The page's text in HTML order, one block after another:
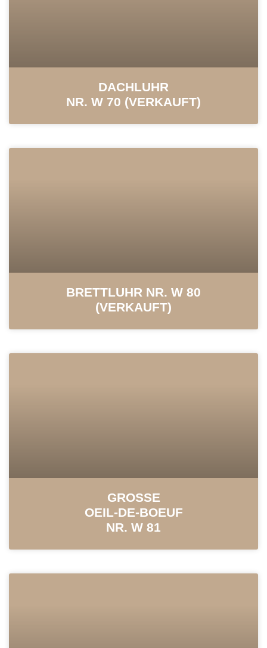
DACHLUHR
NR. W 70 (VERKAUFT)
BRETTLUHR NR. W 80
(VERKAUFT)
GROSSE
OEIL-DE-BOEUF
NR. W 81